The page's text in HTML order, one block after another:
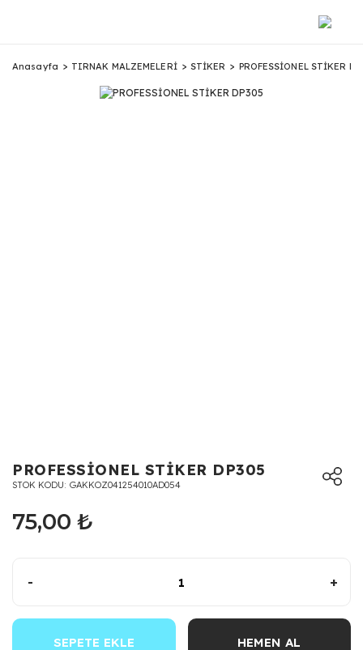
Anasayfa TIRNAK MALZEMELERİ STİKER PROFESSİONEL STİKER
PROFESSİONEL STİKER DP305
STOK KODU GAKKOZ041254010AD054
75,00 ₺
- +
SEPETE EKLE HEMEN AL